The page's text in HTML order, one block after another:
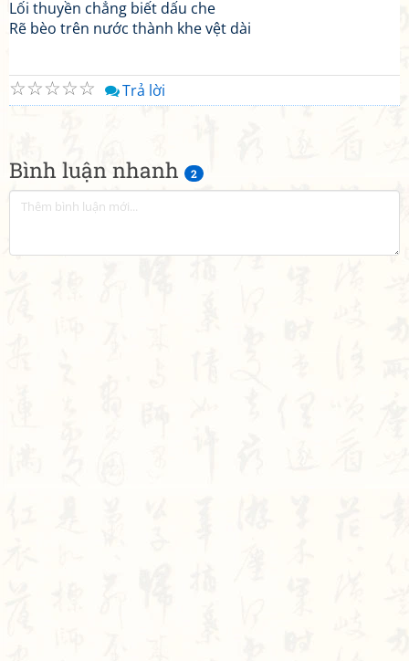
Bình luận nhanh 2
Lối thuyền chẳng biết dấu che
Rẽ bèo trên nước thành khe vệt dài
☆
☆
☆
☆
☆ Trả lời